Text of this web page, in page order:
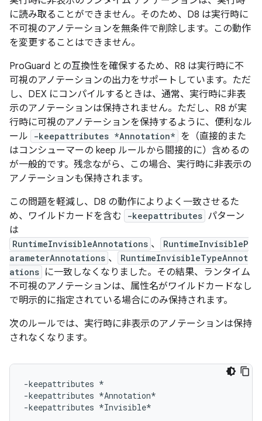
に読み取ることができません。そのため、D8 は実行時に
不可視のアノテーションを無条件で削除します。この動作
を変更することはできません。
ProGuard との互換性を確保するため、R8 は実行時に不
可視のアノテーションの出力をサポートしています。ただ
し、DEX にコンパイルするときは、通常、実行時に非表
示のアノテーションは保持されません。ただし、R8 が実
行時に可視のアノテーションを保持するように、便利なル
ール
-keepattributes *Annotation* を（直接的また
はコンシューマーの keep ルールから間接的に）含めるの
が一般的です。残念ながら、この場合、実行時に非表示の
アノテーションも保持されます。
この問題を軽減し、D8 の動作によりよく一致させるた
め、ワイルドカードを含む
-keepattributes パターン
は
RuntimeInvisibleAnnotations 、
RuntimeInvisibleP
arameterAnnotations 、
RuntimeInvisibleTypeAnnot
ations に一致しなくなりました。その結果、ランタイム
不可視のアノテーションは、属性名がワイルドカードなし
で明示的に指定されている場合にのみ保持されます。
次のルールでは、実行時に非表示のアノテーションは保持
されなくなります。
-keepattributes *
-keepattributes *Annotation*